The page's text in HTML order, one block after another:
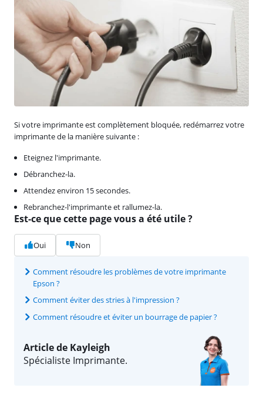
Si votre imprimante est complètement bloquée, redémarrez votre
imprimante de la manière suivante :
Eteignez l'imprimante.
Débranchez-la.
Attendez environ 15 secondes.
Rebranchez-l'imprimante et rallumez-la.
Est-ce que cette page vous a été utile ?
Oui Non
Comment résoudre les problèmes de votre imprimante
Epson ?
Comment éviter des stries à l'impression ?
Comment résoudre et éviter un bourrage de papier ?
Article de Kayleigh
Spécialiste Imprimante.